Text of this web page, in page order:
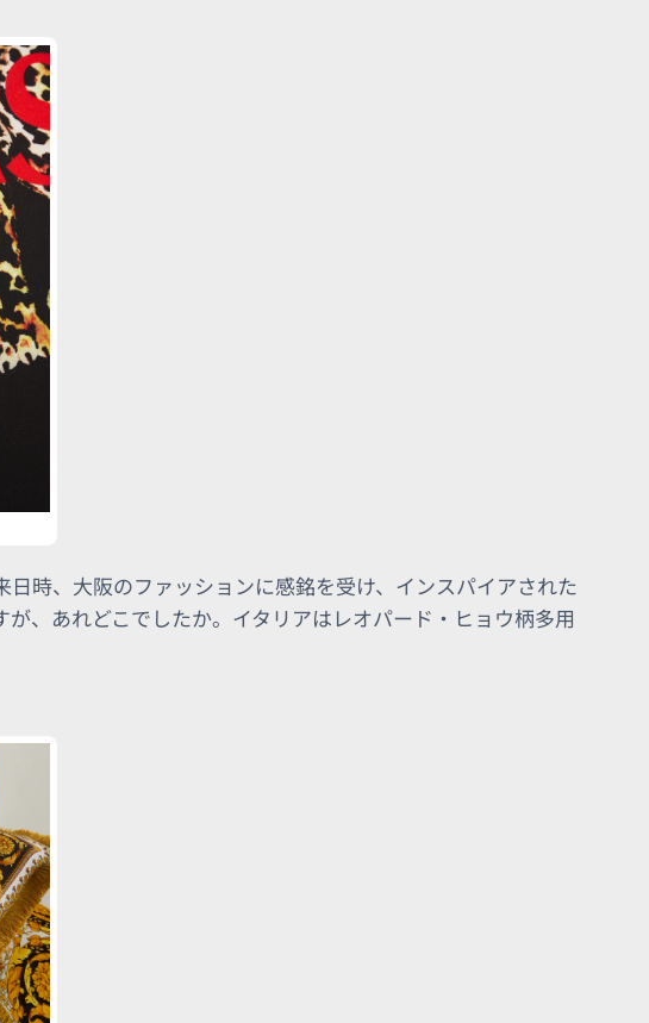
時、大阪のファッションに感銘を受け、インスパイアされた
、あれどこでしたか。イタリアはレオパード・ヒョウ柄多用